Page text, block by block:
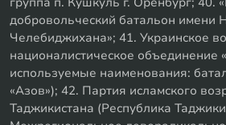
добровольческий батальон имени
Челебиджихана»; 41. Украинское
националистическое объединение
используемые наименования:
«Азов»); 42. Партия исламского
Таджикистана (Республика